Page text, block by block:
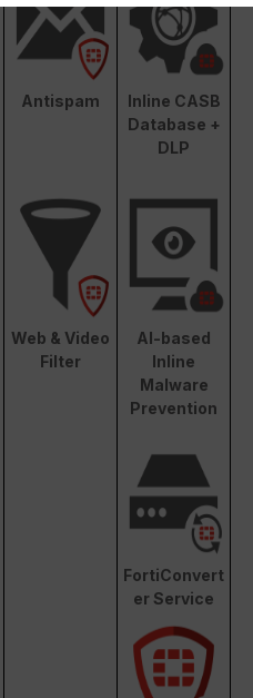
Antispam
Inline CASB
Database +
DLP
Web & Video
Filter
AI-based
Inline
Malware
Prevention
FortiConvert
er Service